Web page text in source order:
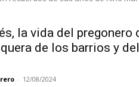
la vida del pregonero
de los barrios y
- 12/08/2024